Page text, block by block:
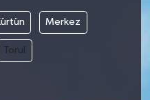
Merkez
Torul